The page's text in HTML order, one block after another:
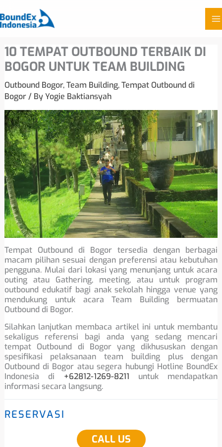
Skip
to
content
10 TEMPAT OUTBOUND TERBAIK DI
BOGOR UNTUK TEAM BUILDING
Outbound Bogor,Team Building,Tempat Outbound di
Bogor/ ByYogie Baktiansyah
Tempat Outbound di Bogor tersedia dengan berbagai
macam pilihan sesuai dengan preferensi atau kebutuhan
pengguna. Mulai dari lokasi yang menunjang untuk acara
outing atau Gathering, meeting, atau untuk program
outbound edukatif bagi anak sekolah hingga venue yang
mendukung untuk acara Team Building bermuatan
Outbound di Bogor.
Silahkan lanjutkan membaca artikel ini untuk membantu
sekaligus referensi bagi anda yang sedang mencari
tempat Outbound di Bogor yang dikhususkan dengan
spesifikasi pelaksanaan team building plus dengan
Outbound di Bogor atau segera hubungi Hotline BoundEx
Indonesia di +62812-1269-8211 untuk mendapatkan
informasi secara langsung.
RESERVASI
CALL US